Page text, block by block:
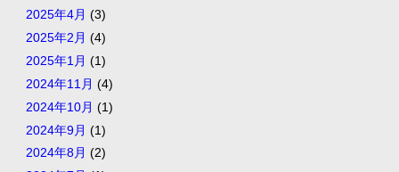
2025年4月 (3)
2025年2月 (4)
2025年1月 (1)
2024年11月 (4)
2024年10月 (1)
2024年9月 (1)
2024年8月 (2)